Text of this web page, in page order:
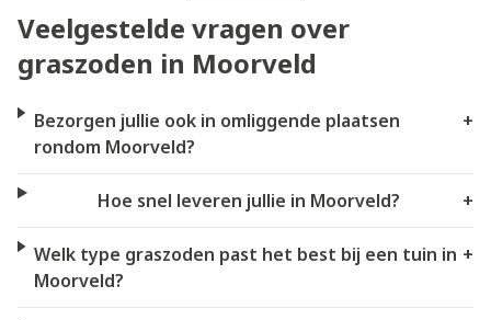
Veelgestelde vragen over
graszoden in Moorveld
Bezorgen jullie ook in omliggende plaatsen
rondom Moorveld?
+
Hoe snel leveren jullie in Moorveld? +
Welk type graszoden past het best bij een tuin in
Moorveld?
+